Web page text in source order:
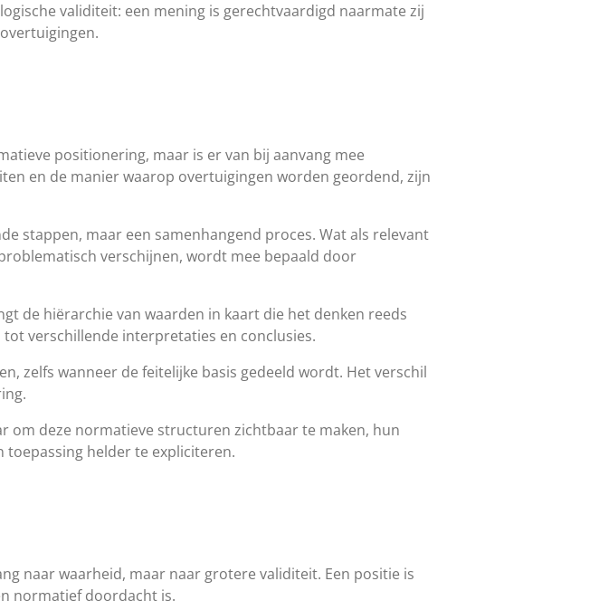
validiteit: een mening is gerechtvaardigd naarmate zij
positionering, maar is er van bij aanvang mee
en de manier waarop overtuigingen worden geordend, zijn
stappen, maar een samenhangend proces. Wat als relevant
verschijnen, wordt mee bepaald door
de hiërarchie van waarden in kaart die het denken reeds
verschillende interpretaties en conclusies.
zelfs wanneer de feitelijke basis gedeeld wordt. Het verschil
om deze normatieve structuren zichtbaar te maken, hun
helder te expliciteren.
naar waarheid, maar naar grotere validiteit. Een positie is
normatief doordacht is.